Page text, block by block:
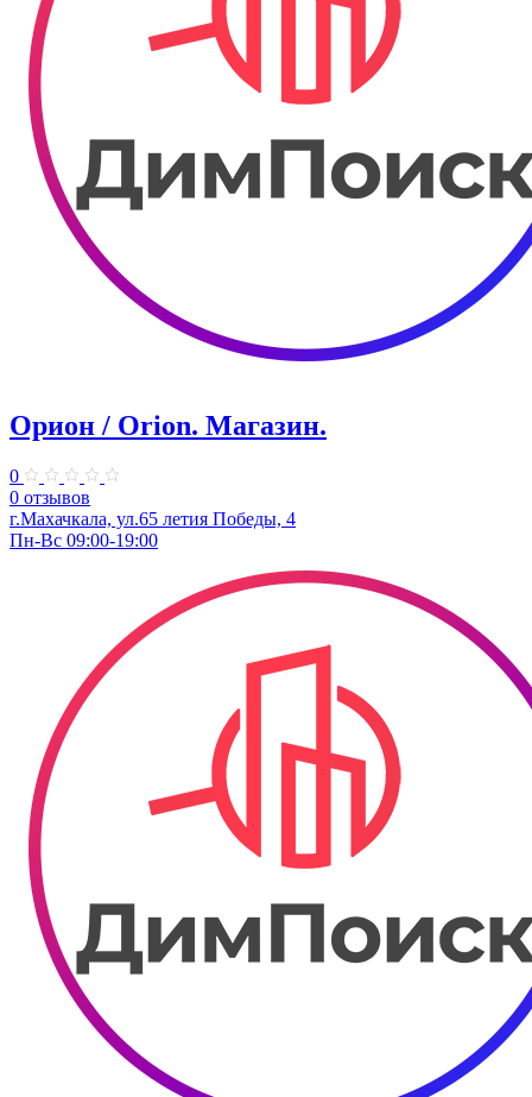
Орион / Orion. Магазин.
0
0 отзывов
г.Махачкала, ул.65 летия Победы, 4
Пн-Вс 09:00-19:00